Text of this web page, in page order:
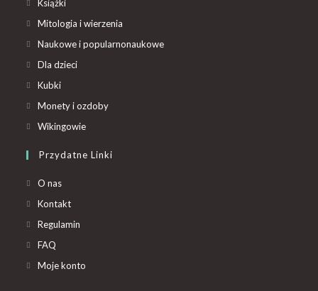
Książki
Mitologia i wierzenia
Naukowe i popularnonaukowe
Dla dzieci
Kubki
Monety i ozdoby
Wikingowie
Przydatne Linki
O nas
Kontakt
Regulamin
FAQ
Moje konto